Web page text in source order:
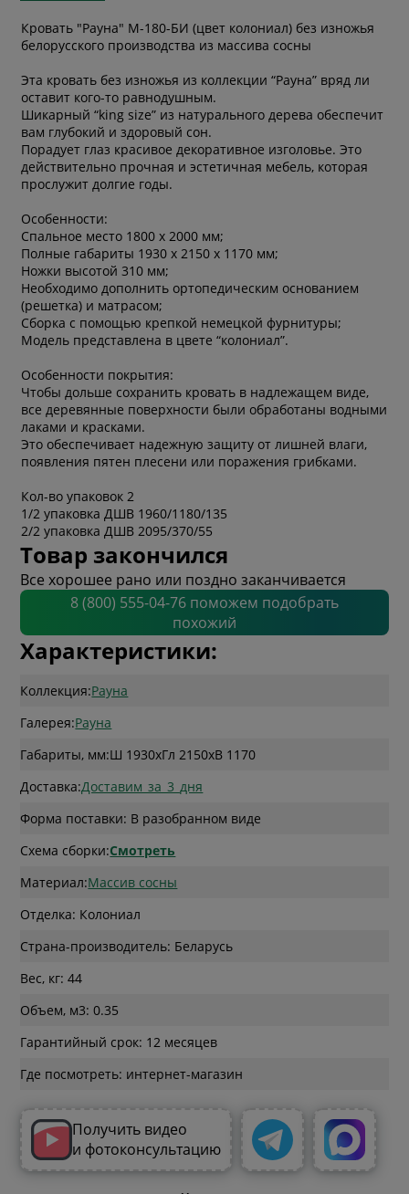
Кровать "Рауна" М-180-БИ (цвет колониал) без изножья
белорусского производства из массива сосны
Эта кровать без изножья из коллекции “Рауна” вряд ли
оставит кого-то равнодушным.
Шикарный “king size” из натурального дерева обеспечит
вам глубокий и здоровый сон.
Порадует глаз красивое декоративное изголовье. Это
действительно прочная и эстетичная мебель, которая
прослужит долгие годы.
Особенности:
Спальное место 1800 х 2000 мм;
Полные габариты 1930 x 2150 x 1170 мм;
Ножки высотой 310 мм;
Необходимо дополнить ортопедическим основанием
(решетка) и матрасом;
Сборка с помощью крепкой немецкой фурнитуры;
Модель представлена в цвете “колониал”.
Особенности покрытия:
Чтобы дольше сохранить кровать в надлежащем виде,
все деревянные поверхности были обработаны водными
лаками и красками.
Это обеспечивает надежную защиту от лишней влаги,
появления пятен плесени или поражения грибками.
Кол-во упаковок 2
1/2 упаковка ДШВ 1960/1180/135
2/2 упаковка ДШВ 2095/370/55
Товар закончился
Все хорошее рано или поздно заканчивается
8 (800) 555-04-76 поможем подобрать
похожий
Характеристики:
Коллекция:Рауна
Галерея:Рауна
Габариты, мм:Ш 1930xГл 2150xВ 1170
Доставка:Доставим_за_3_дня
Форма поставки: В разобранном виде
Схема сборки:Смотреть
Материал:Массив сосны
Отделка: Колониал
Страна-производитель: Беларусь
Вес, кг: 44
Объем, м3: 0.35
Гарантийный срок: 12 месяцев
Где посмотреть: интернет-магазин
Получить видео
и фотоконсультацию